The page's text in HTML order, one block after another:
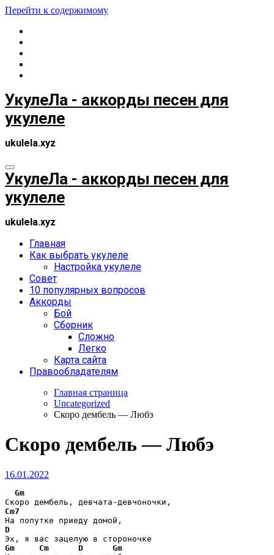
Перейти к содержимому
УкулеЛа - аккорды песен для
укулеле
ukulela.xyz
УкулеЛа - аккорды песен для
укулеле
ukulela.xyz
Главная
Как выбрать укулеле
Настройка укулеле
Совет
10 популярных вопросов
Аккорды
Бой
Сборник
Сложно
Легко
Карта сайта
Правообладателям
Главная страница
Uncategorized
Скоро дембель — Любэ
Скоро дембель — Любэ
16.01.2022
Gm
Cm7
D
Gm
Cm D
Gm